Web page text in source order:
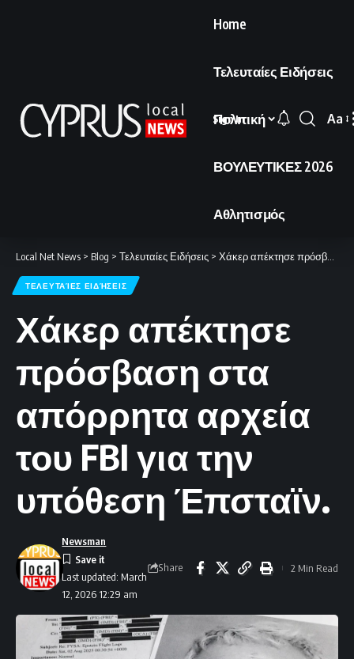
Home
Τελευταίες Ειδήσεις
Πολιτική
ΒΟΥΛΕΥΤΙΚΕΣ 2026
Αθλητισμός
Sign In
Font
Aa
Local Net News > Blog > Τελευταίες Ειδήσεις > Χάκερ απέκτησε πρόσβαση στα απόρρητα αρχεία του FBI για την υπόθεση Έπσταϊν.
ΤΕΛΕΥΤΑΊΕΣ ΕΙΔΉΣΕΙΣ
Χάκερ απέκτησε
πρόσβαση στα
απόρρητα αρχεία
του FBI για την
υπόθεση Έπσταϊν.
Last updated: March
12, 2026 12:29 am
Newsman
Share 2 Min Read